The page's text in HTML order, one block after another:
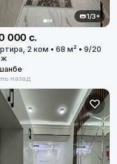
1/3+
000 с.
2 ком • 68 м² • 9/20
назад